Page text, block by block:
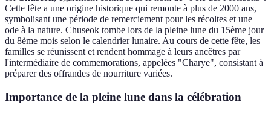
Cette fête a une origine historique qui remonte à plus de 2000 ans,
symbolisant une période de remerciement pour les récoltes et une
ode à la nature. Chuseok tombe lors de la pleine lune du 15ème jour
du 8ème mois selon le calendrier lunaire. Au cours de cette fête, les
familles se réunissent et rendent hommage à leurs ancêtres par
l'intermédiaire de commemorations, appelées "Charye", consistant à
préparer des offrandes de nourriture variées.
Importance de la pleine lune dans la célébration